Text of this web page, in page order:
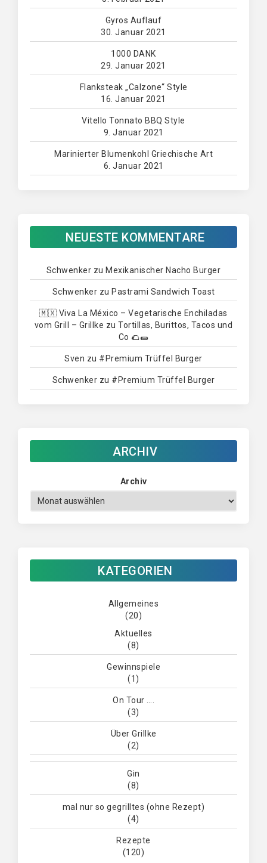
Gyros Auflauf
30. Januar 2021
1000 DANK
29. Januar 2021
Flanksteak „Calzone“ Style
16. Januar 2021
Vitello Tonnato BBQ Style
9. Januar 2021
Marinierter Blumenkohl Griechische Art
6. Januar 2021
NEUESTE KOMMENTARE
Schwenker zu Mexikanischer Nacho Burger
Schwenker zu Pastrami Sandwich Toast
🇲🇽 Viva La México – Vegetarische Enchiladas
vom Grill – Grillke zuTortillas, Burittos, Tacos und
Co 🌮🌯
Sven zu #Premium Trüffel Burger
Schwenker zu #Premium Trüffel Burger
ARCHIV
Archiv
KATEGORIEN
Allgemeines
(20)
Aktuelles
(8)
Gewinnspiele
(1)
On Tour ….
(3)
Über Grillke
(2)
Gin
(8)
mal nur so gegrilltes (ohne Rezept)
(4)
Rezepte
(120)